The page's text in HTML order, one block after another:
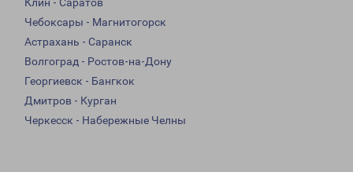
Клин - Саратов
Чебоксары - Магнитогорск
Астрахань - Саранск
Волгоград - Ростов-на-Дону
Георгиевск - Бангкок
Дмитров - Курган
Черкесск - Набережные Челны